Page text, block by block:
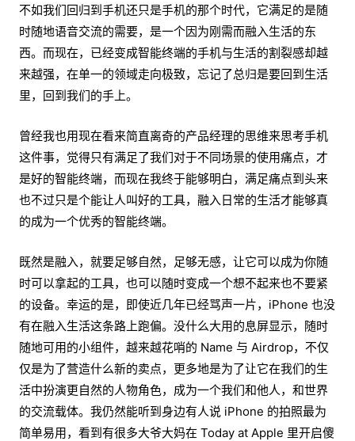
不如我们回归到手机还只是手机的那个时代，它满足的是随
时随地语音交流的需要，是一个因为刚需而融入生活的东
西。而现在，已经变成智能终端的手机与生活的割裂感却越
来越强，在单一的领域走向极致，忘记了总归是要回到生活
里，回到我们的手上。
曾经我也用现在看来简直离奇的产品经理的思维来思考手机
这件事，觉得只有满足了我们对于不同场景的使用痛点，才
是好的智能终端，而现在我终于能够明白，满足痛点到头来
也不过只是个能让人叫好的工具，融入日常的生活才能够真
的成为一个优秀的智能终端。
既然是融入，就要足够自然，足够无感，让它可以成为你随
时可以拿起的工具，也可以随时变成一个想不起来也不要紧
的设备。幸运的是，即使近几年已经骂声一片，iPhone 也没
有在融入生活这条路上跑偏。没什么大用的息屏显示，随时
随地可用的小组件，越来越花哨的 Name 与 Airdrop，不仅
仅是为了营造什么新的卖点，更多地是为了让它在我们的生
活中扮演更自然的人物角色，成为一个我们和他人，和世界
的交流载体。我仍然能听到身边有人说 iPhone 的拍照最为
简单易用，看到有很多大爷大妈在 Today at Apple 里开启傻